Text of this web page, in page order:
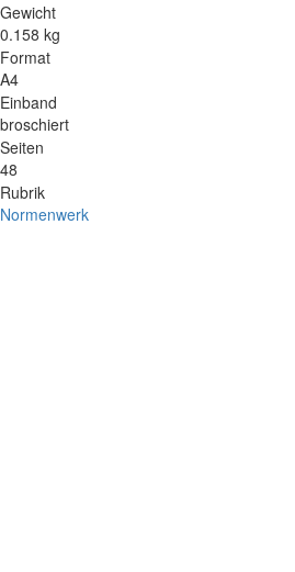
Gewicht
0.158 kg
Format
A4
Einband
broschiert
Seiten
48
Rubrik
Normenwerk